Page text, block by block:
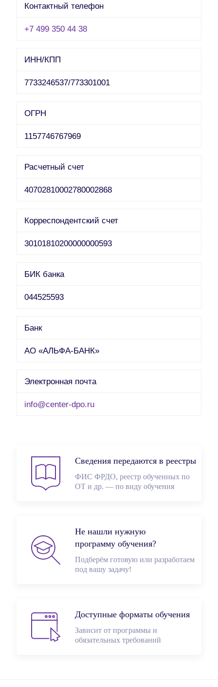
Контактный телефон
+7 499 350 44 38
ИНН/КПП
7733246537/773301001
ОГРН
1157746767969
Расчетный счет
40702810002780002868
Корреспондентский счет
30101810200000000593
БИК банка
044525593
Банк
АО «АЛЬФА-БАНК»
Электронная почта
info@center-dpo.ru
Сведения передаются в реестры
ФИС ФРДО, реестр обученных по
ОТ и др. — по виду обучения
Не нашли нужную
программу обучения?
Подберём готовую или разработаем
под вашу задачу!
Доступные форматы обучения
Зависит от программы и
обязательных требований